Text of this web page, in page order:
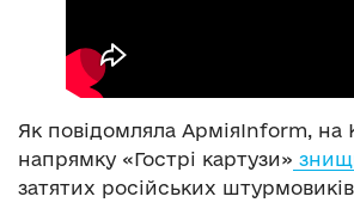
Як повідомляла АрміяInform, на
напрямку «Гострі картузи»
затятих російських